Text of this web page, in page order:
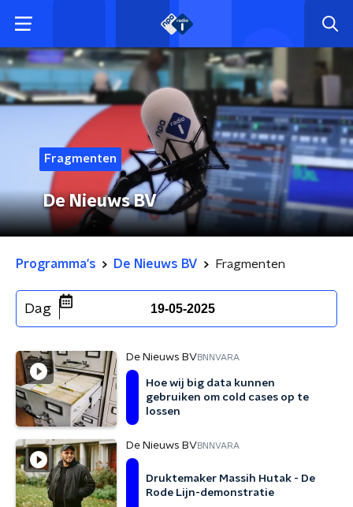
Fragmenten
De Nieuws BV
Programma's De Nieuws BV Fragmenten
Dag 19-05-2025
De Nieuws BVBNNVARA
Hoe wij big data kunnen
gebruiken om cold cases op te
lossen
De Nieuws BVBNNVARA
Druktemaker Massih Hutak - De
Rode Lijn-demonstratie